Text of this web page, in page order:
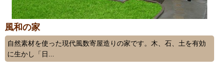
風和の家
自然素材を使った現代風数寄屋造りの家です。木、石、土を有効
に生かし「日...